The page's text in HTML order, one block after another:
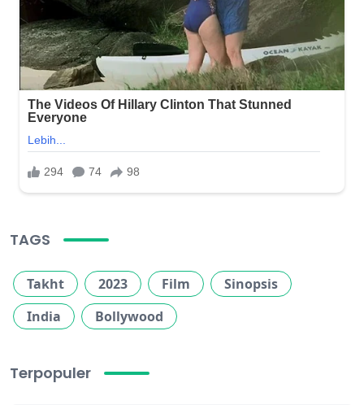
TAGS
Takht 2023 Film
Sinopsis
India
Bollywood
Terpopuler